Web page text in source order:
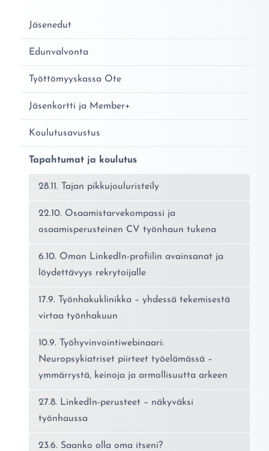
Jäsenedut
Edunvalvonta
Työttömyyskassa Ote
Jäsenkortti ja Member+
Koulutusavustus
Tapahtumat ja koulutus
28.11. Tajan pikkujouluristeily
22.10. Osaamistarvekompassi ja
osaamisperusteinen CV työnhaun tukena
6.10. Oman LinkedIn-profiilin avainsanat ja
löydettävyys rekrytoijalle
17.9. Työnhakuklinikka – yhdessä tekemisestä
virtaa työnhakuun
10.9. Työhyvinvointiwebinaari:
Neuropsykiatriset piirteet työelämässä –
ymmärrystä, keinoja ja armollisuutta arkeen
27.8. LinkedIn-perusteet – näkyväksi
työnhaussa
23.6. Saanko olla oma itseni?